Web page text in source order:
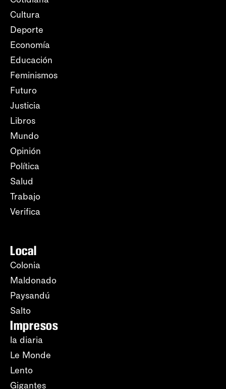
Cultura
Deporte
Economía
Educación
Feminismos
Futuro
Justicia
Libros
Mundo
Opinión
Política
Salud
Trabajo
Verifica
Local
Colonia
Maldonado
Paysandú
Salto
Impresos
la diaria
Le Monde
Lento
Gigantes